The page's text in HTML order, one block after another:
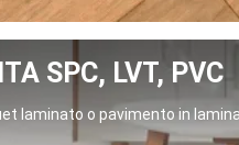
SPC, LVT, PVC
laminato o pavimento in